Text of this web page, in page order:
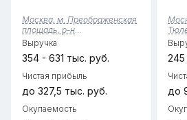
метров — просторная
клиентская зона,
вместительный склад и
перспективы для ра...
Москва, м. Преображенская
площадь, р-н
Преображенское
Выручка
354 - 631 тыс. руб.
Чистая прибыль
до 327,5 тыс. руб.
Окупаемость
за
245
до